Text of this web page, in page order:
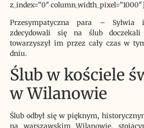
z_index=”0″
Przesympatyczna para – Sylwia
zdecydowali się na ślub
towarzyszył im przez cały czas w
dniu.
Ślub w kościele
w Wilanowie
Ślub odbył się w pięknym,
na warszawskim Wilanowie,